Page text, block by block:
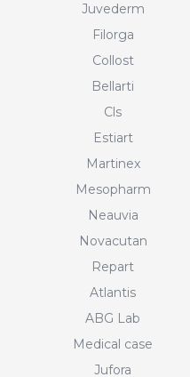
Juvederm
Filorga
Collost
Bellarti
Cls
Estiart
Martinex
Mesopharm
Neauvia
Novacutan
Repart
Atlantis
ABG Lab
Medical case
Jufora